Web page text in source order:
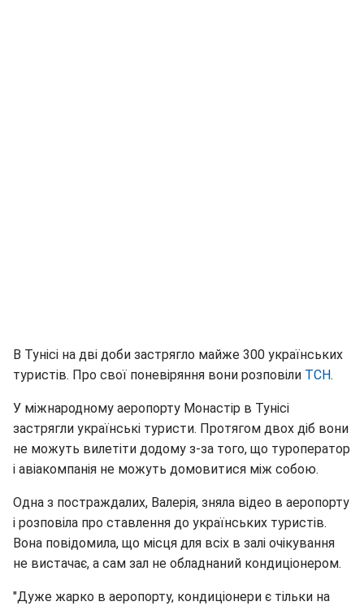
В Тунісі на дві доби застрягло майже 300 українських
туристів. Про свої поневіряння вони розповіли ТСН.
У міжнародному аеропорту Монастір в Тунісі
застрягли українські туристи. Протягом двох діб вони
не можуть вилетіти додому з-за того, що туроператор
і авіакомпанія не можуть домовитися між собою.
Одна з постраждалих, Валерія, зняла відео в аеропорту
і розповіла про ставлення до українських туристів.
Вона повідомила, що місця для всіх в залі очікування
не вистачає, а сам зал не обладнаний кондиціонером.
"Дуже жарко в аеропорту, кондиціонери є тільки на